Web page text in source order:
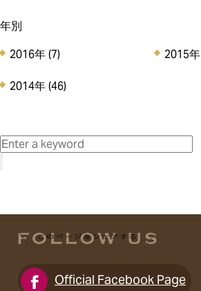
年別
2016年(7) 2015年
2014年(46)
Official Facebook Page